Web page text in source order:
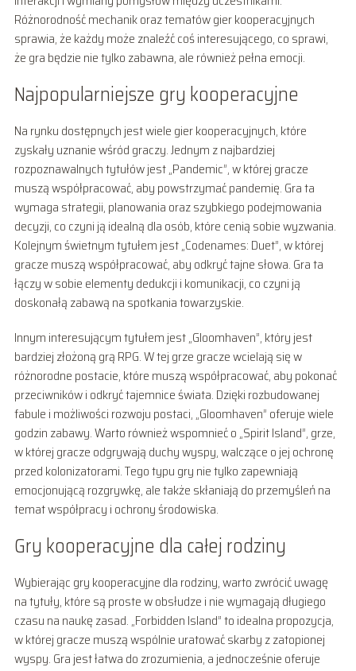
Różnorodność mechanik oraz tematów gier kooperacyjnych
sprawia, że każdy może znaleźć coś interesującego, co sprawi,
że gra będzie nie tylko zabawna, ale również pełna emocji.
Najpopularniejsze gry kooperacyjne
Na rynku dostępnych jest wiele gier kooperacyjnych, które
zyskały uznanie wśród graczy. Jednym z najbardziej
rozpoznawalnych tytułów jest „Pandemic”, w której gracze
muszą współpracować, aby powstrzymać pandemię. Gra ta
wymaga strategii, planowania oraz szybkiego podejmowania
decyzji, co czyni ją idealną dla osób, które cenią sobie wyzwania.
Kolejnym świetnym tytułem jest „Codenames: Duet”, w której
gracze muszą współpracować, aby odkryć tajne słowa. Gra ta
łączy w sobie elementy dedukcji i komunikacji, co czyni ją
doskonałą zabawą na spotkania towarzyskie.
Innym interesującym tytułem jest „Gloomhaven”, który jest
bardziej złożoną grą RPG. W tej grze gracze wcielają się w
różnorodne postacie, które muszą współpracować, aby pokonać
przeciwników i odkryć tajemnice świata. Dzięki rozbudowanej
fabule i możliwości rozwoju postaci, „Gloomhaven” oferuje wiele
godzin zabawy. Warto również wspomnieć o „Spirit Island”, grze,
w której gracze odgrywają duchy wyspy, walczące o jej ochronę
przed kolonizatorami. Tego typu gry nie tylko zapewniają
emocjonującą rozgrywkę, ale także skłaniają do przemyśleń na
temat współpracy i ochrony środowiska.
Gry kooperacyjne dla całej rodziny
Wybierając gry kooperacyjne dla rodziny, warto zwrócić uwagę
na tytuły, które są proste w obsłudze i nie wymagają długiego
czasu na naukę zasad. „Forbidden Island” to idealna propozycja,
w której gracze muszą wspólnie uratować skarby z zatopionej
wyspy. Gra jest łatwa do zrozumienia, a jednocześnie oferuje